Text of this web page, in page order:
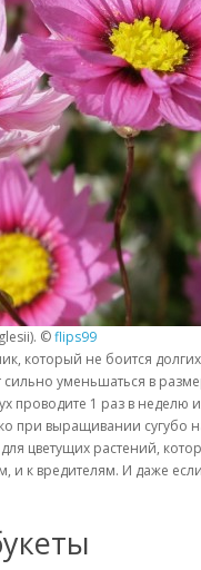
©flips99
который не боится
уменьшаться в
проводите 1 раз в
при выращивании сугубо
цветущих растений,
и к вредителям. И даже